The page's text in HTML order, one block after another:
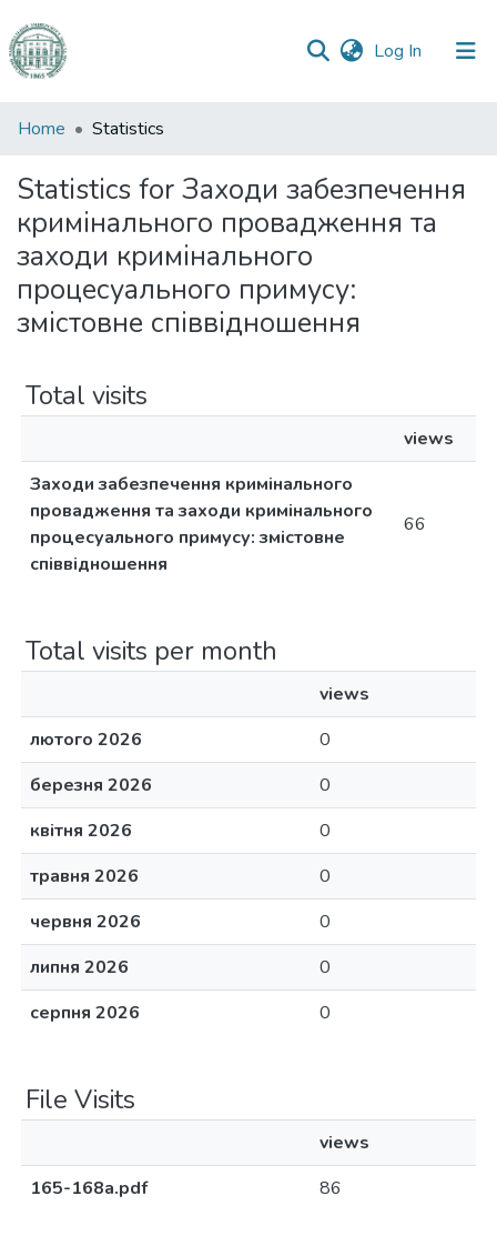
Log In (current)
Communities
Collections
All of DSpace
Home Statistics
Statistics for Заходи забезпечення
кримінального провадження та
заходи кримінального
процесуального примусу:
змістовне співвідношення
Total visits
views
Заходи забезпечення кримінального
провадження та заходи кримінального
процесуального примусу: змістовне
співвідношення
66
Total visits per month
views
лютого 2026
0
березня 2026
0
квітня 2026
0
травня 2026
0
червня 2026
0
липня 2026
0
серпня 2026
0
File Visits
views
165-168a.pdf
86